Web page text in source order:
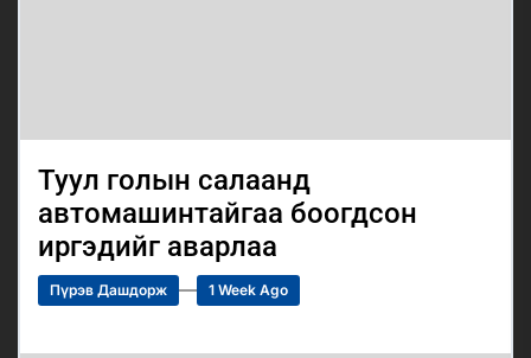
Туул голын салаанд
автомашинтайгаа боогдсон
иргэдийг аварлаа
Пүрэв Дашдорж 1 Week Ago